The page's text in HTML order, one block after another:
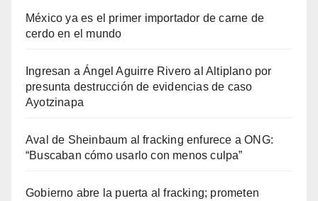
México ya es el primer importador de carne de
cerdo en el mundo
Ingresan a Ángel Aguirre Rivero al Altiplano por
presunta destrucción de evidencias de caso
Ayotzinapa
Aval de Sheinbaum al fracking enfurece a ONG:
“Buscaban cómo usarlo con menos culpa”
Gobierno abre la puerta al fracking; prometen